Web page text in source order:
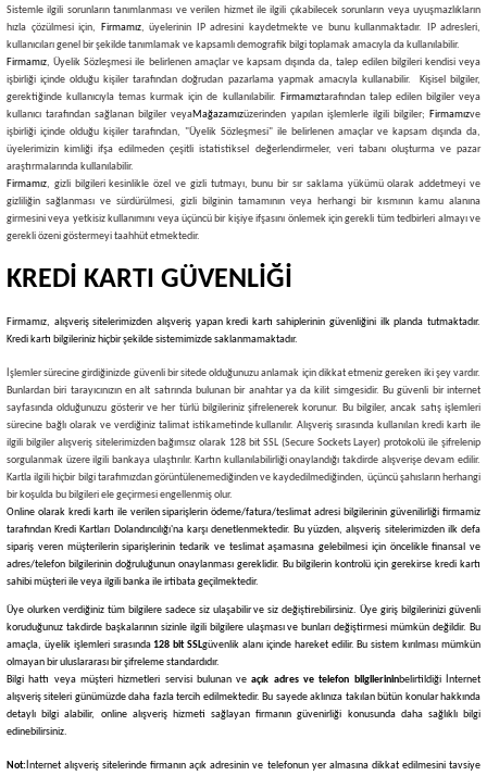
Sistemle ilgili sorunların tanımlanması ve verilen hizmet ile ilgili çıkabilecek sorunların veya uyuşmazlıkların
hızla çözülmesi için,
Firmamız, üyelerinin IP adresini kaydetmekte ve bunu kullanmaktadır. IP adresleri,
kullanıcıları genel bir şekilde tanımlamak ve kapsamlı demografik bilgi toplamak amacıyla da kullanılabilir.
Firmamız, Üyelik Sözleşmesi ile belirlenen amaçlar ve kapsam dışında da, talep edilen bilgileri kendisi veya
işbirliği içinde olduğu kişiler tarafından doğrudan pazarlama yapmak amacıyla kullanabilir. Kişisel bilgiler,
gerektiğinde kullanıcıyla temas kurmak için de kullanılabilir. Firmamıztarafından talep edilen bilgiler veya
kullanıcı tarafından sağlanan bilgiler veyaMağazamızüzerinden yapılan işlemlerle ilgili bilgiler; Firmamızve
işbirliği içinde olduğu kişiler tarafından, "Üyelik Sözleşmesi" ile belirlenen amaçlar ve kapsam dışında da,
üyelerimizin kimliği ifşa edilmeden çeşitli istatistiksel değerlendirmeler, veri tabanı oluşturma ve pazar
araştırmalarında kullanılabilir.
Firmamız, gizli bilgileri kesinlikle özel ve gizli tutmayı, bunu bir sır saklama yükümü olarak addetmeyi ve
gizliliğin sağlanması ve sürdürülmesi, gizli bilginin tamamının veya herhangi bir kısmının kamu alanına
girmesini veya yetkisiz kullanımını veya üçüncü bir kişiye ifşasını önlemek için gerekli tüm tedbirleri almayı ve
gerekli özeni göstermeyi taahhüt etmektedir.
KREDİ KARTI GÜVENLİĞİ
Firmamız, alışveriş sitelerimizden alışveriş yapan kredi kartı sahiplerinin güvenliğini ilk planda tutmaktadır.
Kredi kartı bilgileriniz hiçbir şekilde sistemimizde saklanmamaktadır.
İşlemler sürecine girdiğinizde güvenli bir sitede olduğunuzu anlamak için dikkat etmeniz gereken iki şey vardır.
Bunlardan biri tarayıcınızın en alt satırında bulunan bir anahtar ya da kilit simgesidir. Bu güvenli bir internet
sayfasında olduğunuzu gösterir ve her türlü bilgileriniz şifrelenerek korunur. Bu bilgiler, ancak satış işlemleri
sürecine bağlı olarak ve verdiğiniz talimat istikametinde kullanılır. Alışveriş sırasında kullanılan kredi kartı ile
ilgili bilgiler alışveriş sitelerimizden bağımsız olarak 128 bit SSL (Secure Sockets Layer) protokolü ile şifrelenip
sorgulanmak üzere ilgili bankaya ulaştırılır. Kartın kullanılabilirliği onaylandığı takdirde alışverişe devam edilir.
Kartla ilgili hiçbir bilgi tarafımızdan görüntülenemediğinden ve kaydedilmediğinden, üçüncü şahısların herhangi
bir koşulda bu bilgileri ele geçirmesi engellenmiş olur.
Online olarak kredi kartı ile verilen siparişlerin ödeme/fatura/teslimat adresi bilgilerinin güvenilirliği firmamiz
tarafından Kredi Kartları Dolandırıcılığı'na karşı denetlenmektedir. Bu yüzden, alışveriş sitelerimizden ilk defa
sipariş veren müşterilerin siparişlerinin tedarik ve teslimat aşamasına gelebilmesi için öncelikle finansal ve
adres/telefon bilgilerinin doğruluğunun onaylanması gereklidir. Bu bilgilerin kontrolü için gerekirse kredi kartı
sahibi müşteri ile veya ilgili banka ile irtibata geçilmektedir.
Üye olurken verdiğiniz tüm bilgilere sadece siz ulaşabilir ve siz değiştirebilirsiniz. Üye giriş bilgilerinizi güvenli
koruduğunuz takdirde başkalarının sizinle ilgili bilgilere ulaşması ve bunları değiştirmesi mümkün değildir. Bu
amaçla, üyelik işlemleri sırasında 128 bit SSLgüvenlik alanı içinde hareket edilir. Bu sistem kırılması mümkün
olmayan bir uluslararası bir şifreleme standardıdır.
Bilgi hattı veya müşteri hizmetleri servisi bulunan veaçık adres ve telefon bilgilerininbelirtildiği İnternet
alışveriş siteleri günümüzde daha fazla tercih edilmektedir. Bu sayede aklınıza takılan bütün konular hakkında
detaylı bilgi alabilir, online alışveriş hizmeti sağlayan firmanın güvenirliği konusunda daha sağlıklı bilgi
edinebilirsiniz.
Not: İnternet alışveriş sitelerinde firmanın açık adresinin ve telefonun yer almasına dikkat edilmesini tavsiye